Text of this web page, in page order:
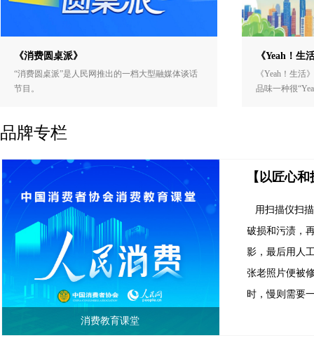
《消费圆桌派》
“消费圆桌派”是人民网推出的一档大型融媒体谈话
节目。
《Yeah！生
《Yeah！生活
品味一种很
品牌专栏
消费教育课堂
【以匠心
用扫描仪扫
破损和污渍，
影，最后用人
张老照片便被
时，慢则需要